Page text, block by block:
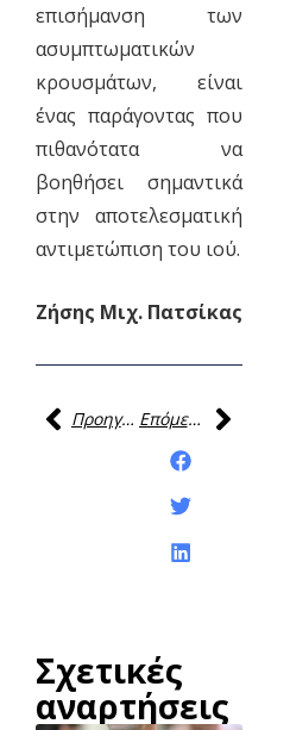
επισήμανση των
ασυμπτωματικών
κρουσμάτων, είναι
ένας παράγοντας που
πιθανότατα να
βοηθήσει σημαντικά
στην αποτελεσματική
αντιμετώπιση του ιού.
Ζήσης Μιχ. Πατσίκας
Προηγούμενη
Επόμενη
Σχετικές
αναρτήσεις